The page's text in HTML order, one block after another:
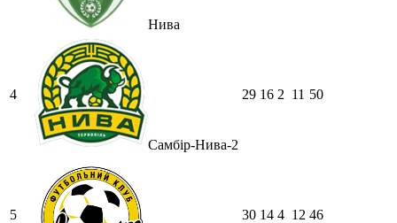
Нива
4
Самбір-Нива-2
29 16 2 11 50
5 30 14 4 12 46